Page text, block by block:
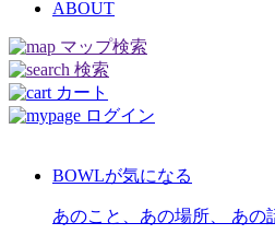
ABOUT
マップ検索
検索
カート
ログイン
BOWLが気になる
あのこと、あの場所、 あの